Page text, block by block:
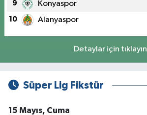
9 Konyaspor
10 Alanyaspor
Detaylar için tıklayın
Süper Lig Fikstür
15 Mayıs, Cuma